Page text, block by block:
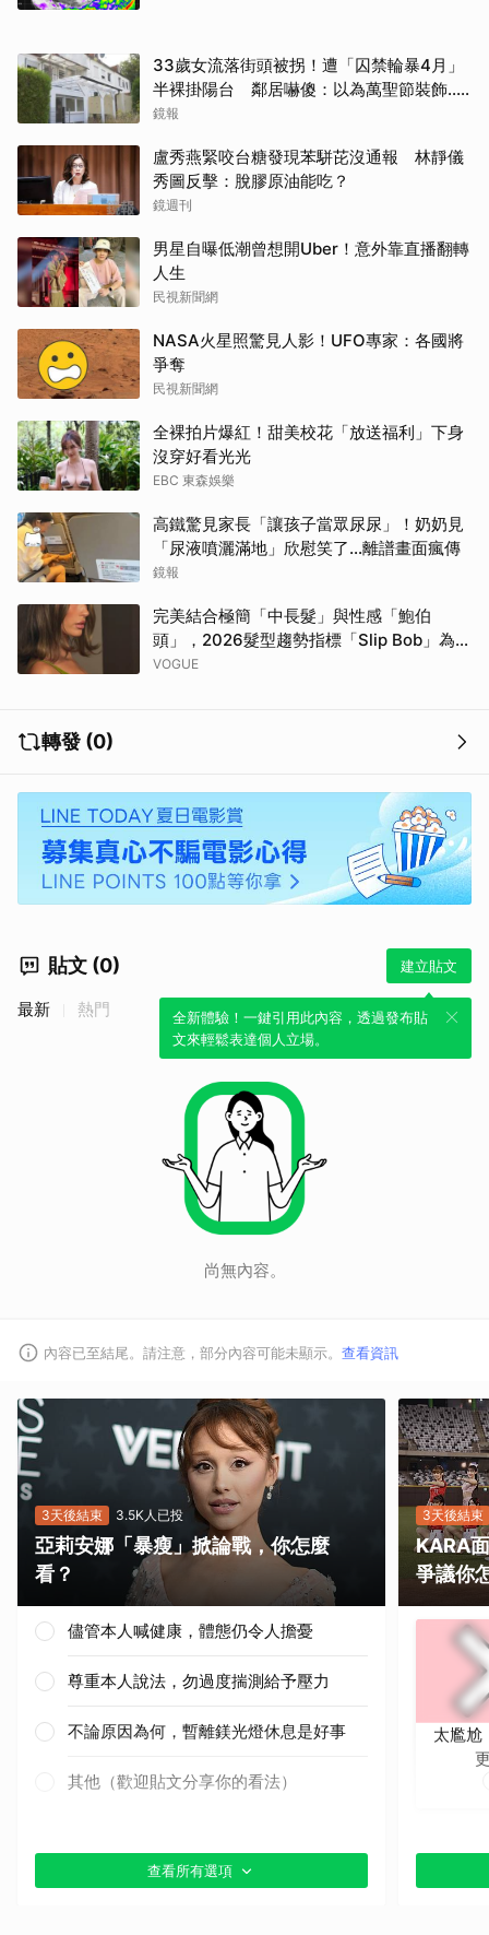
33歲女流落街頭被拐！遭「囚禁輪暴4月」
半裸掛陽台 鄰居嚇傻：以為萬聖節裝飾...
主謀竟與妻小同住
鏡報
盧秀燕緊咬台糖發現苯駢芘沒通報 林靜儀
秀圖反擊：脫膠原油能吃？
鏡週刊
男星自曝低潮曾想開Uber！意外靠直播翻轉
人生
民視新聞網
NASA火星照驚見人影！UFO專家：各國將
爭奪
民視新聞網
全裸拍片爆紅！甜美校花「放送福利」下身
沒穿好看光光
EBC 東森娛樂
高鐵驚見家長「讓孩子當眾尿尿」！奶奶見
「尿液噴灑滿地」欣慰笑了…離譜畫面瘋傳
鏡報
完美結合極簡「中長髮」與性感「鮑伯
頭」，2026髮型趨勢指標「Slip Bob」為何
自帶90年代超模氣場？
VOGUE
轉發 (0)
貼文 (0) 建立貼文
全新體驗！一鍵引用此內容，透過發布貼
文來輕鬆表達個人立場。
最新 熱門
尚無內容。
內容已至結尾。請注意，部分內容可能未顯示。 查看資訊
3天後結束 3.5K人已投
亞莉安娜「暴瘦」掀論戰，你怎麼
看？
儘管本人喊健康，體態仍令人擔憂
尊重本人說法，勿過度揣測給予壓力
不論原因為何，暫離鎂光燈休息是好事
其他（歡迎貼文分享你的看法）
查看所有選項
3天後結束
KARA
爭議你
太尷尬